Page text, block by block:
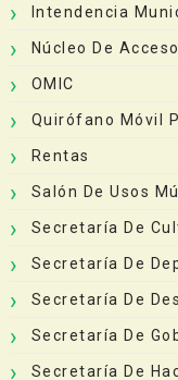
Intendencia
Núcleo De
OMIC
Quirófano Móvil
Rentas
Salón De Usos
Secretaría De
Secretaría De
Secretaría De
Secretaría De
Secretaría De